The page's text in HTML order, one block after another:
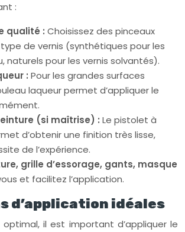
:
qualité : Choisissez des pinceaux
de vernis (synthétiques pour les
naturels pour les vernis solvantés).
: Pour les grandes surfaces
laqueur permet d’appliquer le
(si maîtrise) : Le pistolet à
d’obtenir une finition très lisse,
de l’expérience.
grille d’essorage, gants, masque
et facilitez l’application.
d’application idéales
il est important d’appliquer le